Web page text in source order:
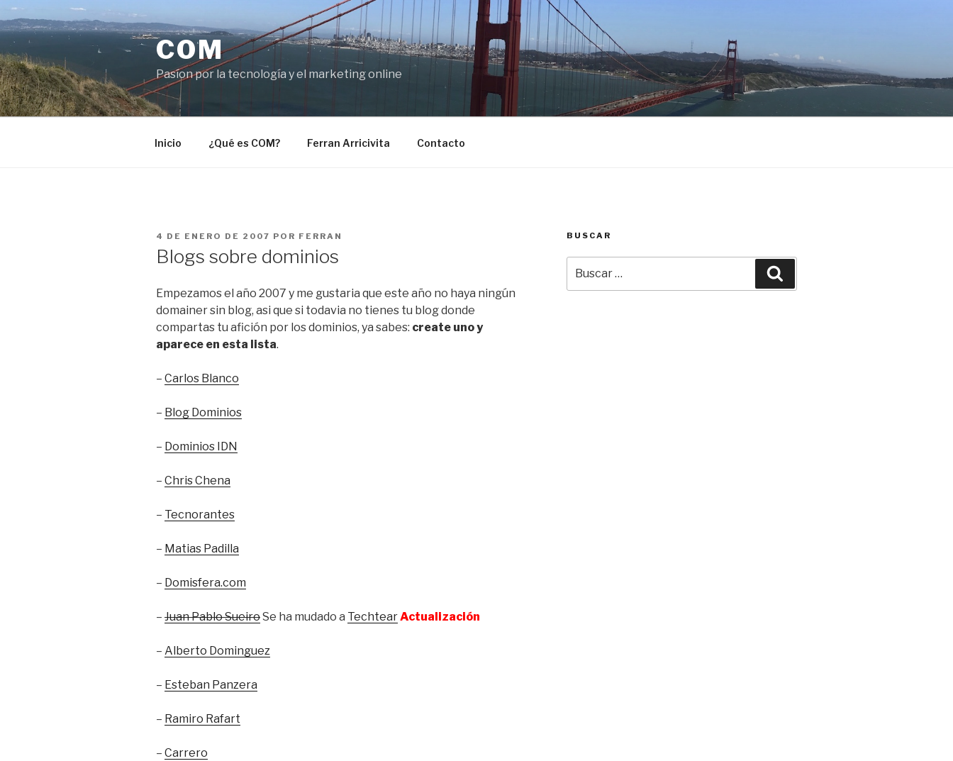
Saltar
al
contenido
COM
Pasíon por la tecnología y el marketing online
Inicio ¿Qué es COM? Ferran Arricivita Contacto
PUBLICADO
4 DE ENERO DE 2007 POR FERRAN
Blogs sobre dominios
Empezamos el año 2007 y me gustaria que este año no haya ningún
domainer sin blog, asi que si todavia no tienes tu blog donde
compartas tu afición por los dominios, ya sabes: create uno y
aparece en esta lista.
– Carlos Blanco
– Blog Dominios
– Dominios IDN
– Chris Chena
– Tecnorantes
– Matias Padilla
– Domisfera.com
– Juan Pablo SueiroSe ha mudado a TechtearActualización
– Alberto Dominguez
– Esteban Panzera
– Ramiro Rafart
– Carrero
BUSCAR
por: